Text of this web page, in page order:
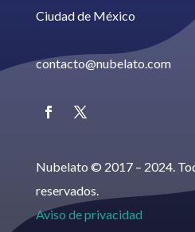
Ciudad de México
contacto@nubelato.com
Nubelato © 2017 – 2024.
reservados.
Aviso de privacidad